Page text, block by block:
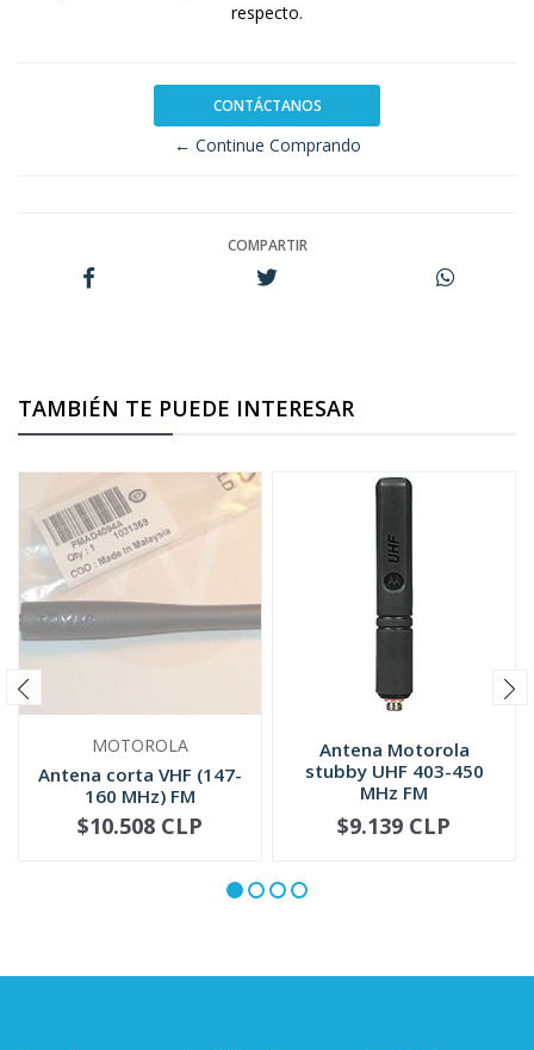
respecto.
CONTÁCTANOS
← Continue Comprando
COMPARTIR
TAMBIÉN TE PUEDE INTERESAR
MOTOROLA
Antena corta VHF (147-
160 MHz) FM
PMAD4094
NO DISPONIBLE
$10.508 CLP
Antena Motorola
stubby UHF 403-450
MHz FM
+
$9.139 CLP